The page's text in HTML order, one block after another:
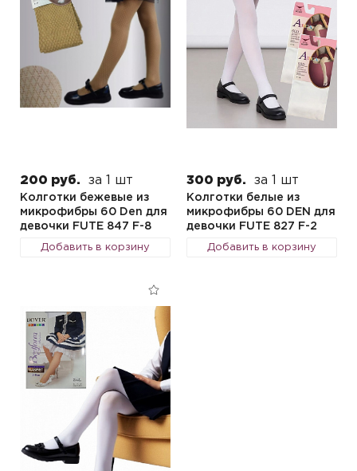
200 руб. за 1 шт
Колготки бежевые из
микрофибры 60 Den для
девочки FUTE 847 F-8
Добавить в корзину
300 руб. за 1 шт
Колготки белые из
микрофибры 60 DEN для
девочки FUTE 827 F-2
Добавить в корзину